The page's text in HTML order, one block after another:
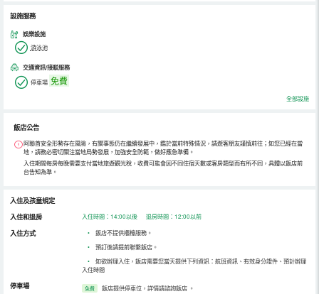
設施服務
娛樂設施
游泳池
交通資訊/接駁服務
停車場 免費
全部設施
飯店公告
阿聯酋安全形勢存在風險，有關事態仍在繼續發展中，鑑於當前特殊情況，請遊客朋友謹慎前往；如您已經在當
地，請務必密切關注當地局勢發展，加強安全防範，做好應急準備。
入住期間每房每晚需要支付當地旅遊觀光稅，收費可能會因不同住宿天數或客房類型而有所不同，具體以飯店前
台告知為準。
入住及孩童規定
入住和退房
入住時間：14:00以後 退房時間：12:00以前
入住方式 •
飯店不提供櫃檯服務。
•
預訂後請提前聯繫飯店。
•
如欲辦理入住，飯店需要您當天提供下列資訊：航班資訊、有效身分證件、預計辦理
入住時間
停車場 免費 飯店提供停車位，詳情請諮詢飯店 。